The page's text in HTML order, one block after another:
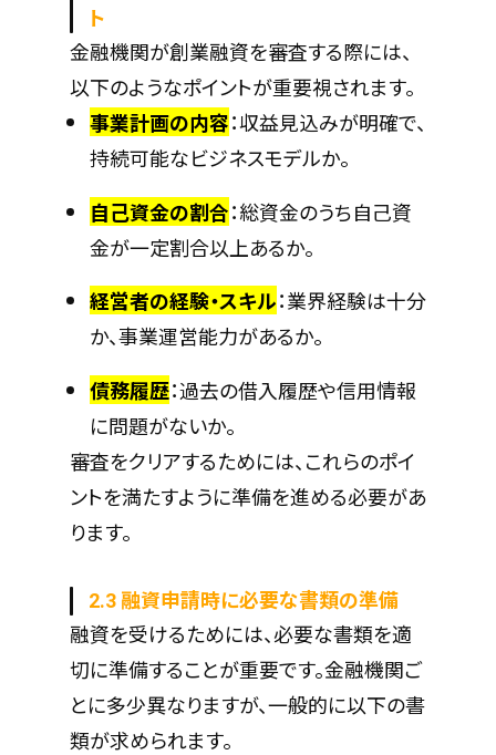
ト
金融機関が創業融資を審査する際には、
以下のようなポイントが重要視されます。
事業計画の内容：収益見込みが明確で、
持続可能なビジネスモデルか。
自己資金の割合：総資金のうち自己資
金が一定割合以上あるか。
経営者の経験・スキル：業界経験は十分
か、事業運営能力があるか。
債務履歴：過去の借入履歴や信用情報
に問題がないか。
審査をクリアするためには、これらのポイ
ントを満たすように準備を進める必要があ
ります。
2.3 融資申請時に必要な書類の準備
融資を受けるためには、必要な書類を適
切に準備することが重要です。金融機関ご
とに多少異なりますが、一般的に以下の書
類が求められます。